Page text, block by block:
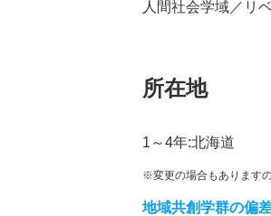
人間社会学域／リ
所在地
1～4年:北海道
※変更の場合もあります
地域共創学群の偏